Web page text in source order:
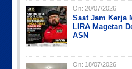
On: 20/07/2026
Saat Jam Kerja
LIRA Magetan
ASN
On: 18/07/2026